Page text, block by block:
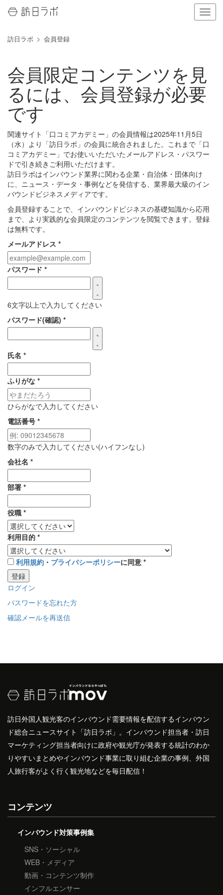
ナ
ビ
の
表
替
え
訪日ラボ 会員登録
会員限定コンテンツを見
るには、会員登録が必要
です
関連サイト「口コミアカデミー」の会員情報は2025年11月5日
（水）より「訪日ラボ」の会員に統合されました。これまで「口
コミアカデミー」でお使いいただいたメールアドレス・パスワー
ドで引き続きご利用いただけます。
訪日ラボはインバウンド業界に関わる企業・自治体・団体向け
に、ニュース・データ・事例などを発信する、業界最大級のイン
バウンドビジネスメディアです。
会員登録することで、インバウンドビジネスの基礎知識から応用
まで、より実践的な会員限定のコンテンツを閲覧できます。登録
は無料です。
メールアドレス *
パスワード *
6文字以上で入力してください
パスワード(確認) *
氏名 *
ふりがな *
ひらがなで入力してください
電話番号 *
数字のみで入力してください(ハイフンなし)
会社名 *
部署 *
役職 *
利用目的 *
利用規約 ・ プライバシーポリシーに同意 *
登録
ログイン
パスワードを忘れた方
確認メールを再送信
訪日外国人観光客のインバウンド需要情報を配信するインバウン
ド総合ニュースサイト「訪日ラボ」。インバウンド担当者・訪日
マーケティング担当者向けに政府や観光庁が発表する統計のわか
りやすいまとめやインバウンド事業に取り組む企業の事例、外国
人旅行客がよく行く観光地などを毎日配信！
コンテンツ
インバウンド対策事例集
SNS・ソーシャル
WEB・メディア
動画・コンテンツ制作
インフルエンサー